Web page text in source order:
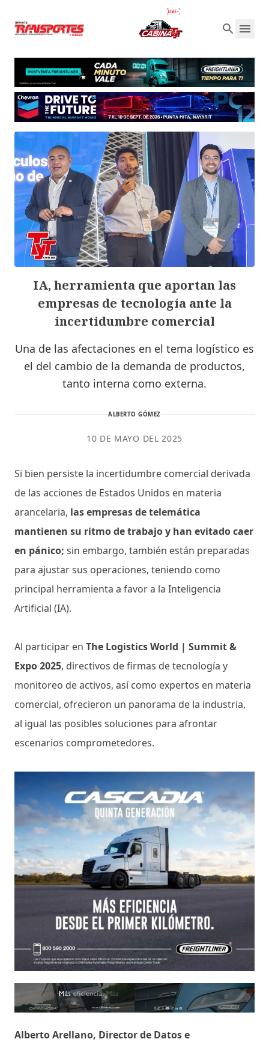
IA, herramienta que aportan las
empresas de tecnología ante la
incertidumbre comercial
Una de las afectaciones en el tema logístico es
el del cambio de la demanda de productos,
tanto interna como externa.
ALBERTO GÓMEZ
10 DE MAYO DEL 2025
Si bien persiste la incertidumbre comercial derivada
de las acciones de Estados Unidos en materia
arancelaria, las empresas de telemática
mantienen su ritmo de trabajo y han evitado caer
en pánico; sin embargo, también están preparadas
para ajustar sus operaciones, teniendo como
principal herramienta a favor a la Inteligencia
Artificial (IA).
Al participar en The Logistics World | Summit &
Expo 2025, directivos de firmas de tecnología y
monitoreo de activos, así como expertos en materia
comercial, ofrecieron un panorama de la industria,
al igual las posibles soluciones para afrontar
escenarios comprometedores.
Alberto Arellano, Director de Datos e